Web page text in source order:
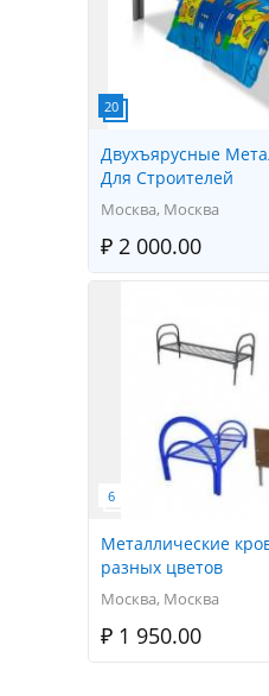
Двухъярусные
Для Строителей
Москва, Москва
₽ 2 000.00
Металлические
разных цветов
Москва, Москва
₽ 1 950.00